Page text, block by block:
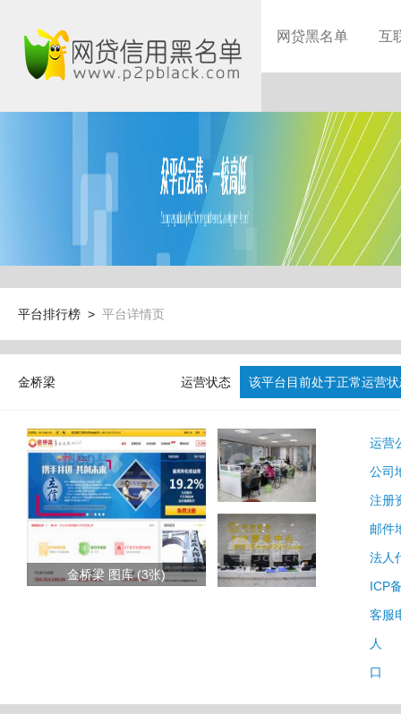
网贷黑名单 互
平台排行榜 > 平台详情页
金桥梁 运营状态 该平台目前处于正常运营
金桥梁 图库 (3张)
运营
公司
注册
邮件
法人
ICP
客服
人
口